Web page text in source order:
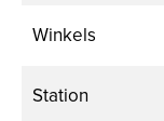
Winkels
Station